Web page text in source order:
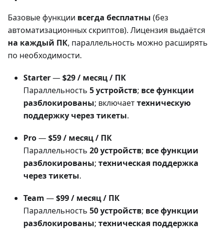
Базовые функции всегда бесплатны (без
автоматизационных скриптов). Лицензия выдаётся
на каждый ПК, параллельность можно расширять
по необходимости.
Starter—$29 / месяц / ПК
Параллельность 5 устройств; все функции
разблокированы; включаеттехническую
поддержку через тикеты.
Pro—$59 / месяц / ПК
Параллельность 20 устройств; все функции
разблокированы; техническая поддержка
через тикеты.
Team —$99 / месяц / ПК
Параллельность 50 устройств; все функции
разблокированы; техническая поддержка